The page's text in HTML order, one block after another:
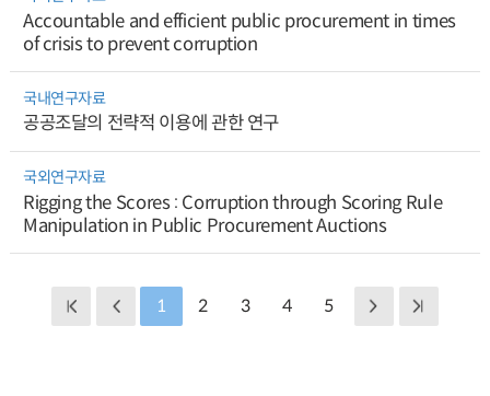
Accountable and efficient public procurement in times
of crisis to prevent corruption
국내연구자료
공공조달의 전략적 이용에 관한 연구
국외연구자료
Rigging the Scores : Corruption through Scoring Rule
Manipulation in Public Procurement Auctions
1 2 3 4 5